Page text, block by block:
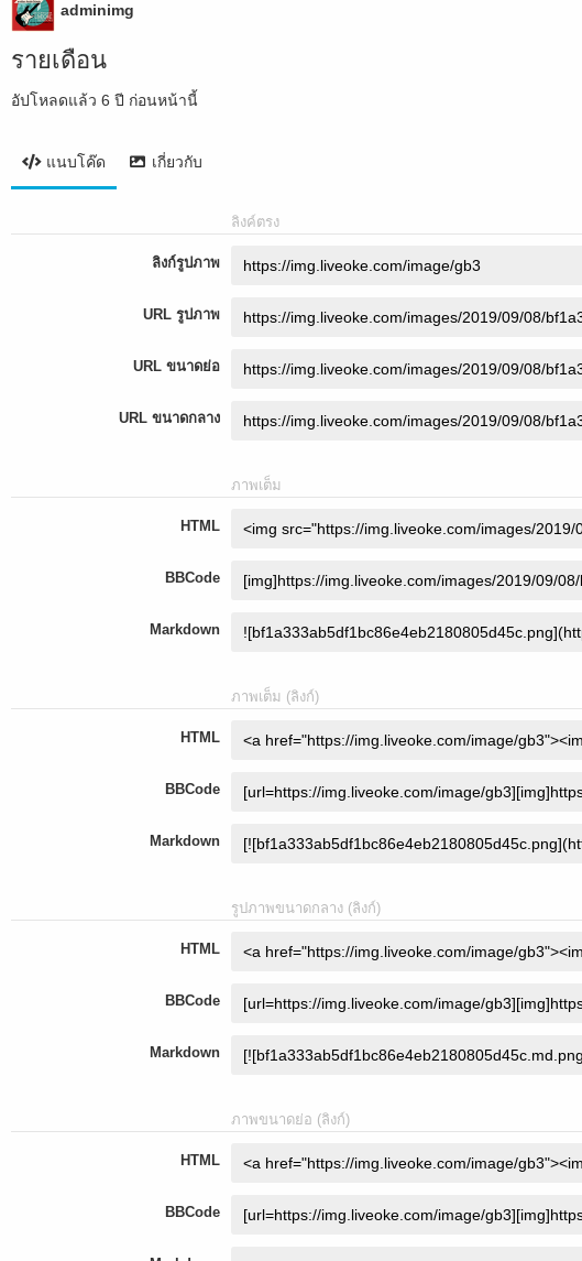
adminimg
รายเดือน
อัปโหลดแล้ว 6 ปี ก่อนหน้านี้
แนบโค๊ด เกี่ยวกับ
ลิงค์ตรง
ลิงก์รูปภาพ
URL รูปภาพ
URL ขนาดย่อ
URL ขนาดกลาง
ภาพเต็ม
HTML
BBCode
Markdown
ภาพเต็ม (ลิงก์)
HTML
BBCode
Markdown
รูปภาพขนาดกลาง (ลิงก์)
HTML
BBCode
Markdown
ภาพขนาดย่อ (ลิงก์)
HTML
BBCode